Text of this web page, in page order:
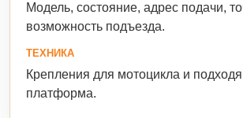
Модель, состояние, адрес подачи,
возможность подъезда.
ТЕХНИКА
Крепления для мотоцикла и
платформа.